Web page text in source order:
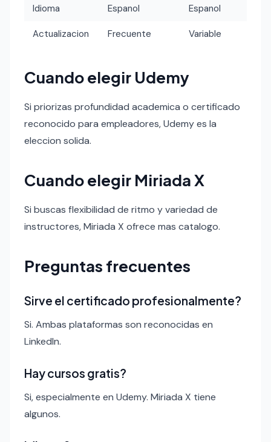
Idioma Espanol Espanol
Actualizacion Frecuente Variable
Cuando elegir Udemy
Si priorizas profundidad academica o certificado
reconocido para empleadores, Udemy es la
eleccion solida.
Cuando elegir Miriada X
Si buscas flexibilidad de ritmo y variedad de
instructores, Miriada X ofrece mas catalogo.
Preguntas frecuentes
Sirve el certificado profesionalmente?
Si. Ambas plataformas son reconocidas en
LinkedIn.
Hay cursos gratis?
Si, especialmente en Udemy. Miriada X tiene
algunos.